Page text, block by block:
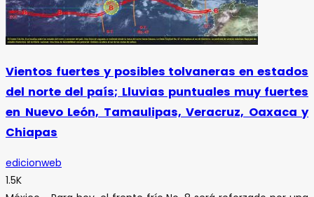
Vientos fuertes y posibles tolvaneras en estados
del norte del país; Lluvias puntuales muy fuertes
en Nuevo León, Tamaulipas, Veracruz, Oaxaca y
Chiapas
edicionweb
1.5K